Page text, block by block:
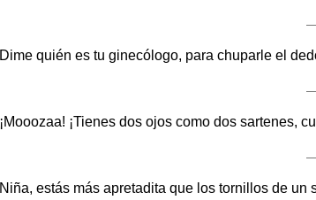
Dime quién es tu ginecólogo, para chuparle el
¡Mooozaa! ¡Tienes dos ojos como dos sartenes,
Niña, estás más apretadita que los tornillos de un